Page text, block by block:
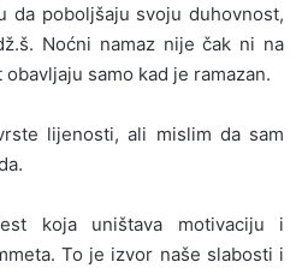
da poboljšaju svoju duhovnost,
Noćni namaz nije čak ni na
samo kad je ramazan.
lijenosti, ali mislim da sam
koja uništava motivaciju i
To je izvor naše slabosti i